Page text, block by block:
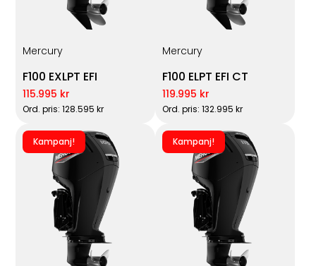
Mercury
F100 EXLPT EFI
115.995 kr
Ord. pris: 128.595 kr
Mercury
F100 ELPT EFI CT
119.995 kr
Ord. pris: 132.995 kr
Kampanj! Kampanj!